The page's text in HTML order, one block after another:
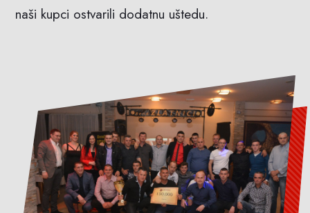
naši kupci ostvarili dodatnu uštedu.